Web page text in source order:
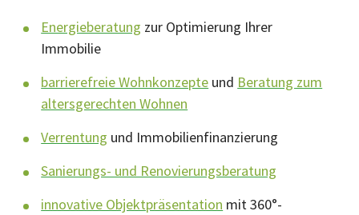
Energieberatung zur Optimierung Ihrer
Immobilie
barrierefreie Wohnkonzepte und Beratung zum
altersgerechten Wohnen
Verrentung und Immobilienfinanzierung
Sanierungs- und Renovierungsberatung
innovative Objektpräsentation mit 360°-